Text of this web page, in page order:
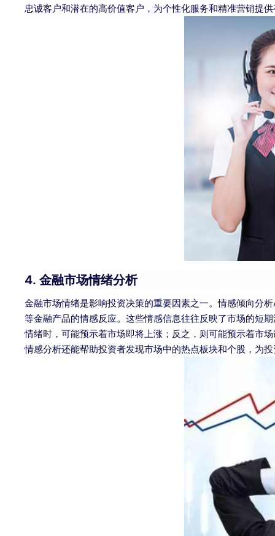
忠诚客户和潜在的高价值客户，为个性化服务和精准营销提
4. 金融市场情绪分析
金融市场情绪是影响投资决策的重要因素之一。情感倾向分
等金融产品的情感反应。这些情感信息往往反映了市场的短
情绪时，可能预示着市场即将上涨；反之，则可能预示着市
情感分析还能帮助投资者发现市场中的热点板块和个股，为